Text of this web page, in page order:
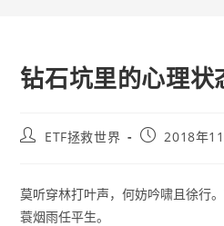
钻石坑里的心理状
PostETF拯救世界
Post2018年
莫听穿林打叶声，何妨吟啸且徐行
蓑烟雨任平生。